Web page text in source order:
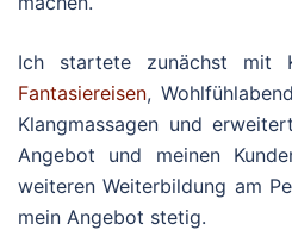
Ich startete zunächst mit
Fantasiereisen,
Klangmassagen und
Angebot und meinen
weiteren Weiterbildung am
mein Angebot stetig.